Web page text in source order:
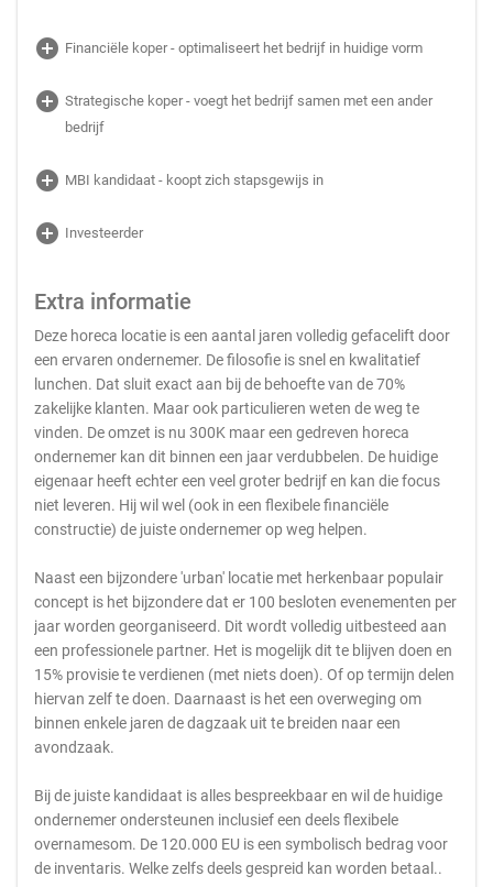
add_circle Financiële koper - optimaliseert het bedrijf in huidige vorm
add_circle Strategische koper - voegt het bedrijf samen met een ander
bedrijf
add_circle MBI kandidaat - koopt zich stapsgewijs in
add_circle Investeerder
Extra informatie
Deze horeca locatie is een aantal jaren volledig gefacelift door
een ervaren ondernemer. De filosofie is snel en kwalitatief
lunchen. Dat sluit exact aan bij de behoefte van de 70%
zakelijke klanten. Maar ook particulieren weten de weg te
vinden. De omzet is nu 300K maar een gedreven horeca
ondernemer kan dit binnen een jaar verdubbelen. De huidige
eigenaar heeft echter een veel groter bedrijf en kan die focus
niet leveren. Hij wil wel (ook in een flexibele financiële
constructie) de juiste ondernemer op weg helpen.
Naast een bijzondere 'urban' locatie met herkenbaar populair
concept is het bijzondere dat er 100 besloten evenementen per
jaar worden georganiseerd. Dit wordt volledig uitbesteed aan
een professionele partner. Het is mogelijk dit te blijven doen en
15% provisie te verdienen (met niets doen). Of op termijn delen
hiervan zelf te doen. Daarnaast is het een overweging om
binnen enkele jaren de dagzaak uit te breiden naar een
avondzaak.
Bij de juiste kandidaat is alles bespreekbaar en wil de huidige
ondernemer ondersteunen inclusief een deels flexibele
overnamesom. De 120.000 EU is een symbolisch bedrag voor
de inventaris. Welke zelfs deels gespreid kan worden betaal..